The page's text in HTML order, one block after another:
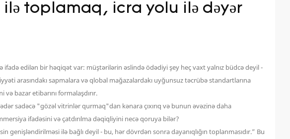
toplamaq, icra yolu ilə dəyər
ifadə edilən bir həqiqət var: müştərilərin əslində ödədiyi şey heç vaxt yalnız büdcə deyil -
arasındakı sapmalara və qlobal mağazalardakı uyğunsuz təcrübə standartlarına
bazar etibarını formalaşdırır.
sadəcə "gözəl vitrinlər qurmaq"dan kənara çıxırıq və bunun əvəzinə daha
ifadəsini və çatdırılma dəqiqliyini necə qoruya bilər?
genişləndirilməsi ilə bağlı deyil - bu, hər dövrdən sonra dayanıqlığın toplanmasıdır.” Bu